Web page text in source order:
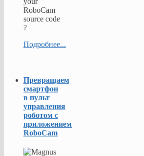
RoboCam
source code
?
Подробнее...
Превращаем
смартфон
в пульт
управления
роботом с
приложением
RoboCam